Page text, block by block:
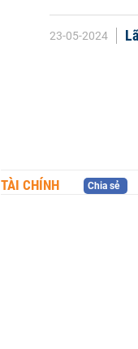
23-05-2024
TÀI CHÍNH Chia sẻ